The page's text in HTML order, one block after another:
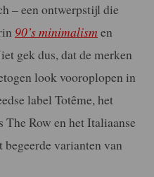
– een ontwerpstijl die
90’s minimalism en
gek dus, dat de merken
look vooroplopen in
label Totême, het
Row en het Italiaanse
varianten van